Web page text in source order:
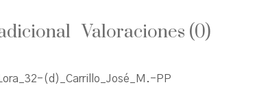
Valoraciones (0)
(d)_Carrillo_José_M.-PP